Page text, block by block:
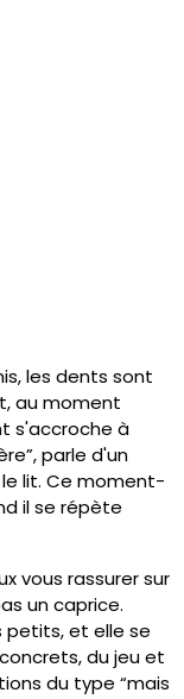
les dents sont
au moment
s'accroche à
parle d'un
lit. Ce moment-
il se répète
vous rassurer sur
un caprice.
et elle se
du jeu et
du type “mais